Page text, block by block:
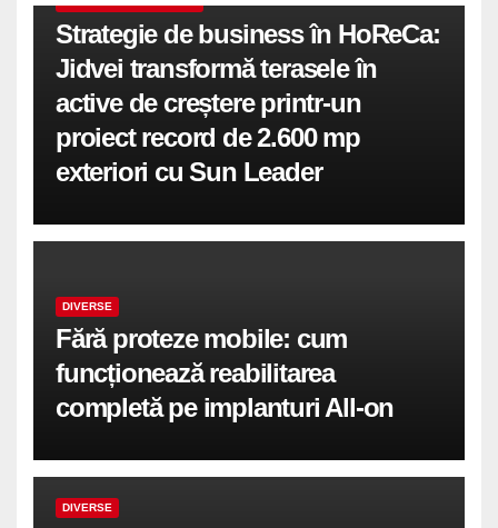
Strategie de business în HoReCa:
Jidvei transformă terasele în
active de creștere printr-un
proiect record de 2.600 mp
exteriori cu Sun Leader
DIVERSE
Fără proteze mobile: cum
funcționează reabilitarea
completă pe implanturi All-on
DIVERSE